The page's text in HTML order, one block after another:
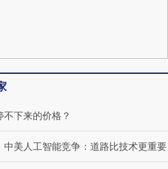
不下来的价格？
中美人工智能竞争：道路比技术更重要